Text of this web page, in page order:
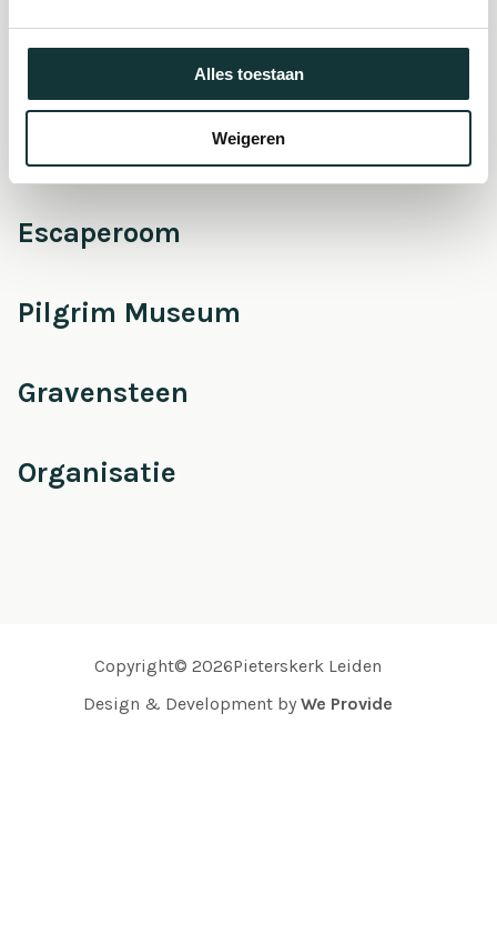
Alles toestaan
Weigeren
Onderhoud &
Escaperoom
Pilgrim Museum
Gravensteen
Organisatie
Copyright© 2026Pieterskerk Leiden
Design & Development by We Provide